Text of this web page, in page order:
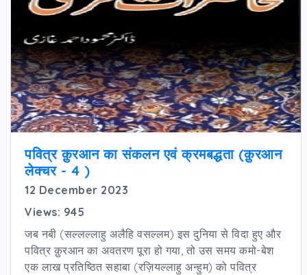
पवित्र क़ुरआन का संकलन एवं क्रमबद्धता (क़ुरआन
लेक्चर - 4 )
12 December 2023
Views: 945
जब नबी (सल्लल्लाहु अलैहि वसल्लम) इस दुनिया से विदा हुए और
पवित्र क़ुरआन का अवतरण पूरा हो गया, तो उस समय कमो-बेश
एक लाख प्रतिष्ठित सहाबा (रज़ियल्लाहु अन्हुम) को पवित्र